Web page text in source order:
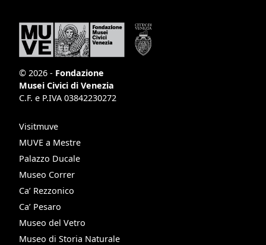
© 2026 - Fondazione
Musei Civici di Venezia
C.F. e P.IVA 03842230272
Visitmuve
MUVE a Mestre
Palazzo Ducale
Museo Correr
Ca’ Rezzonico
Ca’ Pesaro
Museo del Vetro
Museo di Storia Naturale